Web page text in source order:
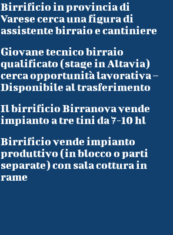
Birrificio in provincia di
Varese cerca una figura di
assistente birraio e cantiniere
Giovane tecnico birraio
qualificato (stage in Altavia)
cerca opportunità lavorativa –
Disponibile al trasferimento
Il birrificio Birranova vende
impianto a tre tini da 7-10 hl
Birrificio vende impianto
produttivo (in blocco o parti
separate) con sala cottura in
rame